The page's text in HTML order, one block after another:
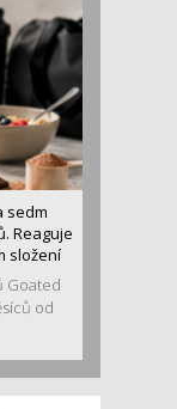
sedm
Reaguje
složení
Goated
od